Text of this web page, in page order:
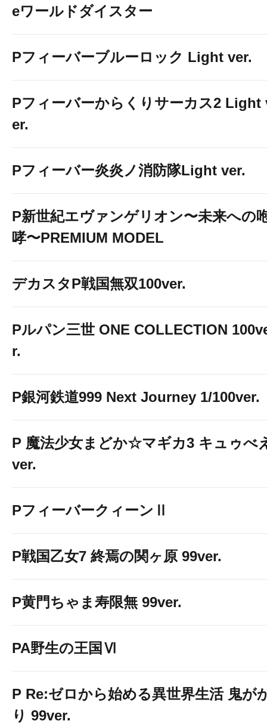
eワールドダイスター
Pフィーバーブルーロック Light ver.
Pフィーバーからくりサーカス2 Light
er.
Pフィーバー炎炎ノ消防隊Light ver.
P新世紀エヴァンゲリオン〜未来への
哮〜PREMIUM MODEL
デカスタP戦国無双100ver.
Pルパン三世 ONE COLLECTION
r.
P銀河鉄道999 Next Journey 1/100ver.
P 魔法少女まどか☆マギカ3 キュゥべ
ver.
PフィーバークィーンⅡ
P戦国乙女7 終焉の関ヶ原 99ver.
P黄門ちゃま寿限無 99ver.
PA野生の王国Ⅵ
P Re:ゼロから始める異世界生活 鬼が
り 99ver.